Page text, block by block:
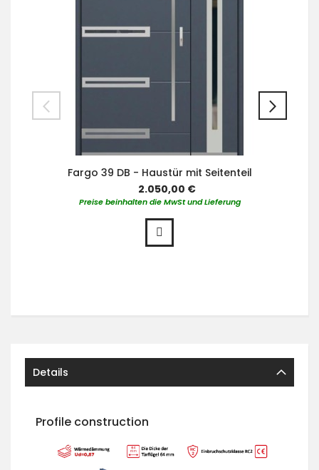
Fargo 39 DB - Haustür mit Seitenteil
2.050,00 €
Preise beinhalten die MwSt und Lieferung
Details